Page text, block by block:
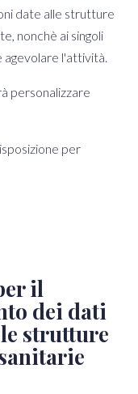
date alle strutture
nonchè ai singoli
agevolare l'attività.
personalizzare
per
il
dei dati
strutture